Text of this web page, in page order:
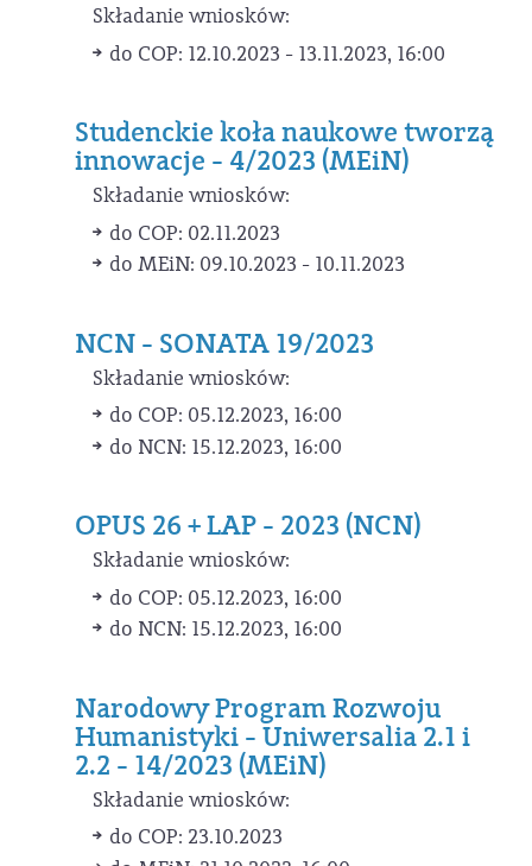
Składanie wniosków:
do COP: 12.10.2023 - 13.11.2023, 16:00
Studenckie koła naukowe tworzą
innowacje - 4/2023 (MEiN)
Składanie wniosków:
do COP: 02.11.2023
do MEiN: 09.10.2023 - 10.11.2023
NCN - SONATA 19/2023
Składanie wniosków:
do COP: 05.12.2023, 16:00
do NCN: 15.12.2023, 16:00
OPUS 26 + LAP - 2023 (NCN)
Składanie wniosków:
do COP: 05.12.2023, 16:00
do NCN: 15.12.2023, 16:00
Narodowy Program Rozwoju
Humanistyki - Uniwersalia 2.1 i
2.2 - 14/2023 (MEiN)
Składanie wniosków:
do COP: 23.10.2023